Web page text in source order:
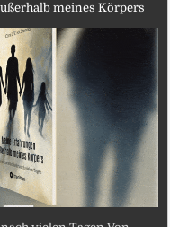
meines Körpers